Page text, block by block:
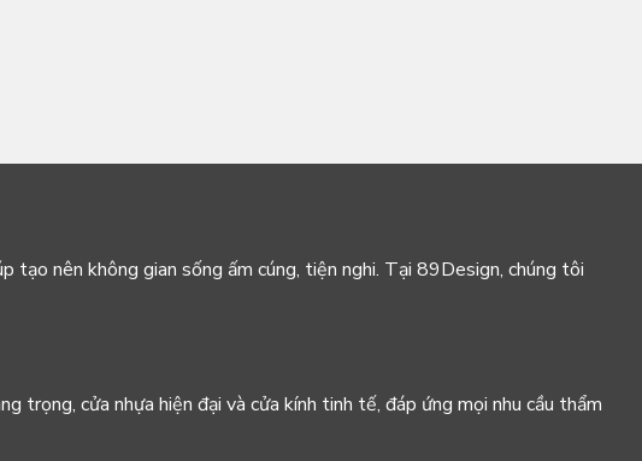
tạo nên không gian sống ấm cúng, tiện nghi. Tại 89Design, chúng tôi
trọng, cửa nhựa hiện đại và cửa kính tinh tế, đáp ứng mọi nhu cầu thẩm